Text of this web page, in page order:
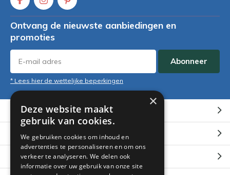
Ontvang de nieuwste aanbiedingen en
promoties
Abonneer
* Lees hier de wettelijke beperkingen
Klantenservice
Mijn account
Categorieën
×
Deze website maakt
gebruik van cookies.
We gebruiken cookies om inhoud en
advertenties te personaliseren en om ons
verkeer te analyseren. We delen ook
informatie over uw gebruik van onze site